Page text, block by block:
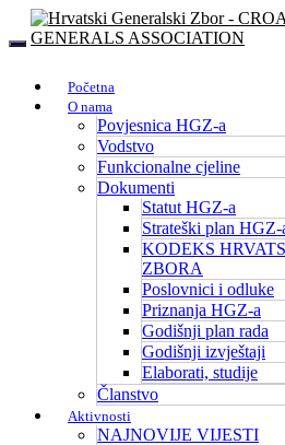
Početna
O nama
Povjesnica HGZ-a
Vodstvo
Funkcionalne cjeline
Dokumenti
Statut HGZ-a
Strateški plan HGZ-
KODEKS
ZBORA
Poslovnici i odluke
Priznanja HGZ-a
Godišnji plan rada
Godišnji izvještaji
Elaborati, studije
Članstvo
Aktivnosti
NAJNOVIJE VIJESTI